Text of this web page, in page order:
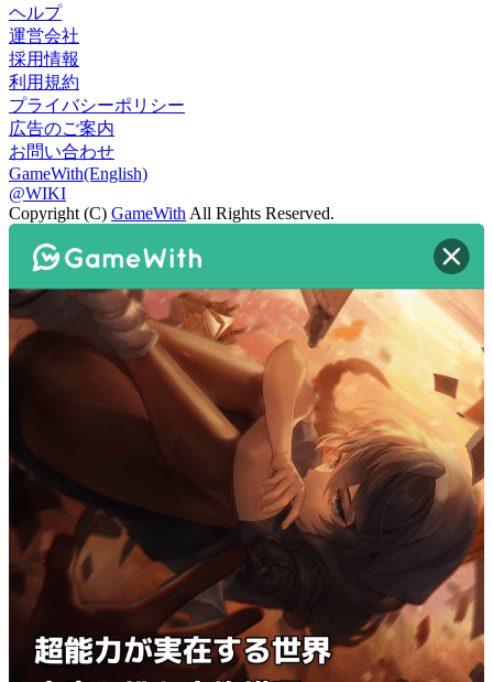
ヘルプ
運営会社
採用情報
利用規約
プライバシーポリシー
広告のご案内
お問い合わせ
GameWith(English)
@WIKI
Copyright (C) GameWith All Rights Reserved.